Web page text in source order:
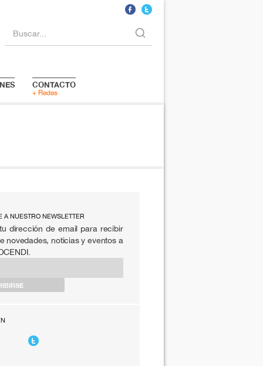
Buscar...
CONTACTO
+ Redes
A NUESTRO NEWSLETTER
dirección de email para recibir
novedades, noticias y eventos a